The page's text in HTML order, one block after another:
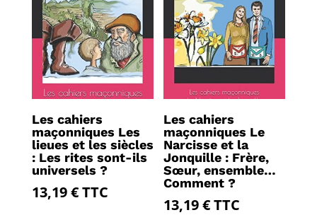
Les cahiers
maçonniques Les
lieues et les siècles
: Les rites sont-ils
universels ?
13,19€TTC
Les cahiers
maçonniques Le
Narcisse et la
Jonquille : Frère,
Sœur, ensemble…
Comment ?
13,19€TTC